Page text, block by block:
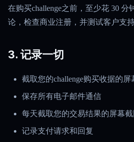
在购买challenge之前，至少花 30
论，检查商业注册，并测试客户支持
3. 记录一切
截取您的challenge购买收据的屏
保存所有电子邮件通信
每天截取您的交易结果的屏幕截
记录支付请求和回复